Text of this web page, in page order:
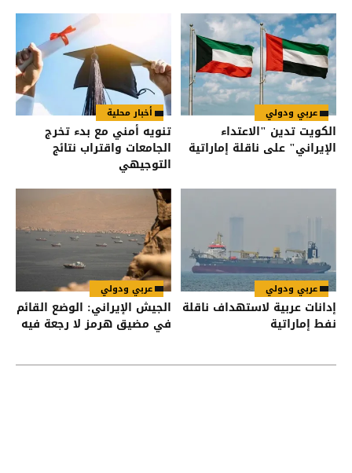
عربي ودولي
الكويت تدين "الاعتداء
الإيراني" على ناقلة إماراتية
أخبار محلية
تنويه أمني مع بدء تخرج
الجامعات واقتراب نتائج
التوجيهي
عربي ودولي
إدانات عربية لاستهداف ناقلة
نفط إماراتية
عربي ودولي
الجيش الإيراني: الوضع القائم
في مضيق هرمز لا رجعة فيه